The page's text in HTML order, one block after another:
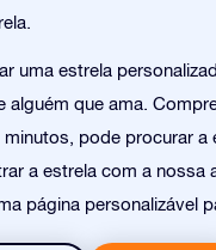
uma estrela
alguém que ama.
minutos, pode procurar a
a estrela com a nossa
página personalizável